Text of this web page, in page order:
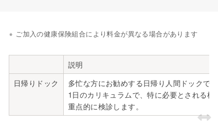
ご加入の健康保険組合により料金が異なる場合があります
説明
日帰りドック
多忙な方にお勧めする日帰り人間ドックで
1日のカリキュラムで、特に必要とされる検
重点的に検診します。